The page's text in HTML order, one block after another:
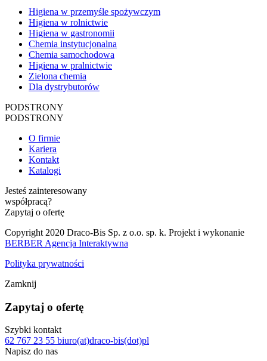
Higiena w przemyśle spożywczym
Higiena w rolnictwie
Higiena w gastronomii
Chemia instytucjonalna
Chemia samochodowa
Higiena w pralnictwie
Zielona chemia
Dla dystrybutorów
PODSTRONY
PODSTRONY
O firmie
Kariera
Kontakt
Katalogi
Jesteś zainteresowany
współpracą?
Zapytaj o ofertę
Copyright 2020 Draco-Bis Sp. z o.o. sp. k. Projekt i wykonanie
BERBER Agencja Interaktywna
Polityka prywatności
Zamknij
Zapytaj o ofertę
Szybki kontakt
62 767 23 55 biuro(at)draco-bis(dot)pl
Napisz do nas